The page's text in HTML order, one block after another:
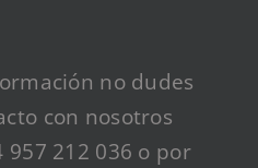
no dudes
con nosotros
957 212 036 o por